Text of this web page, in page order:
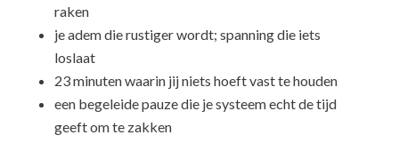
raken
je adem die rustiger wordt; spanning die iets
loslaat
23 minuten waarin jij niets hoeft vast te houden
een begeleide pauze die je systeem echt de tijd
geeft om te zakken